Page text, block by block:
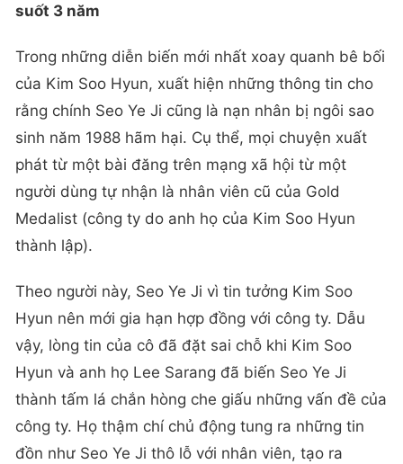
suốt 3 năm
Trong những diễn biến mới nhất xoay quanh bê bối
của Kim Soo Hyun, xuất hiện những thông tin cho
rằng chính Seo Ye Ji cũng là nạn nhân bị ngôi sao
sinh năm 1988 hãm hại. Cụ thể, mọi chuyện xuất
phát từ một bài đăng trên mạng xã hội từ một
người dùng tự nhận là nhân viên cũ của Gold
Medalist (công ty do anh họ của Kim Soo Hyun
thành lập).
Theo người này, Seo Ye Ji vì tin tưởng Kim Soo
Hyun nên mới gia hạn hợp đồng với công ty. Dẫu
vậy, lòng tin của cô đã đặt sai chỗ khi Kim Soo
Hyun và anh họ Lee Sarang đã biến Seo Ye Ji
thành tấm lá chắn hòng che giấu những vấn đề của
công ty. Họ thậm chí chủ động tung ra những tin
đồn như Seo Ye Ji thô lỗ với nhân viên, tạo ra